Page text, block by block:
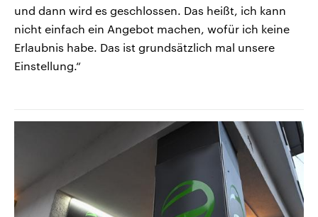
und dann wird es geschlossen. Das heißt, ich kann
nicht einfach ein Angebot machen, wofür ich keine
Erlaubnis habe. Das ist grundsätzlich mal unsere
Einstellung.“